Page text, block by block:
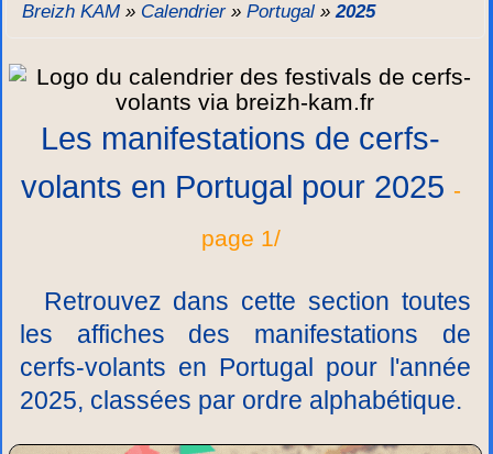
Breizh KAM » Calendrier»Portugal »2025
Les manifestations de cerfs-
volants en Portugal pour 2025 -
page 1/
Retrouvez dans cette section toutes
les affiches des manifestations de
cerfs-volants en Portugal pour l'année
2025, classées par ordre alphabétique.